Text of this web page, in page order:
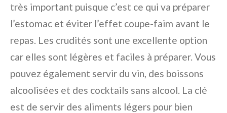
très important puisque c’est ce qui va préparer
l’estomac et éviter l’effet coupe-faim avant le
repas. Les crudités sont une excellente option
car elles sont légères et faciles à préparer. Vous
pouvez également servir du vin, des boissons
alcoolisées et des cocktails sans alcool. La clé
est de servir des aliments légers pour bien